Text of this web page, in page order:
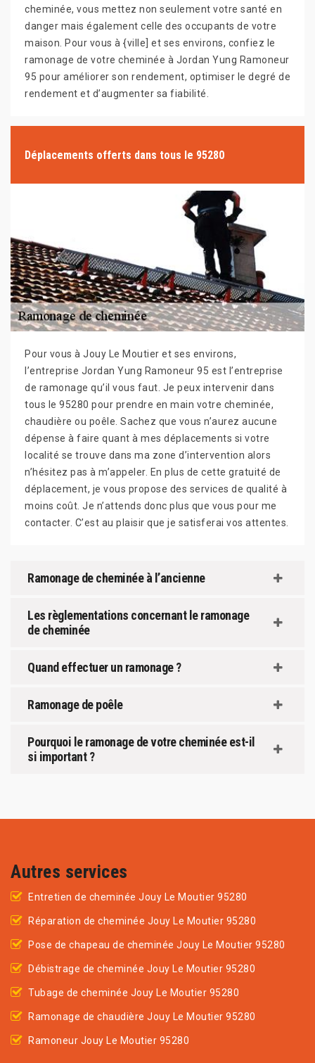
cheminée, vous mettez non seulement votre santé en
danger mais également celle des occupants de votre
maison. Pour vous à {ville] et ses environs, confiez le
ramonage de votre cheminée à Jordan Yung Ramoneur
95 pour améliorer son rendement, optimiser le degré de
rendement et d’augmenter sa fiabilité.
Déplacements offerts dans tous le 95280
Pour vous à Jouy Le Moutier et ses environs,
l’entreprise Jordan Yung Ramoneur 95 est l’entreprise
de ramonage qu’il vous faut. Je peux intervenir dans
tous le 95280 pour prendre en main votre cheminée,
chaudière ou poêle. Sachez que vous n’aurez aucune
dépense à faire quant à mes déplacements si votre
localité se trouve dans ma zone d’intervention alors
n’hésitez pas à m’appeler. En plus de cette gratuité de
déplacement, je vous propose des services de qualité à
moins coût. Je n’attends donc plus que vous pour me
contacter. C’est au plaisir que je satisferai vos attentes.
Ramonage de cheminée à l’ancienne
Les règlementations concernant le ramonage
de cheminée
Quand effectuer un ramonage ?
Ramonage de poêle
Pourquoi le ramonage de votre cheminée est-il
si important ?
Autres services
Entretien de cheminée Jouy Le Moutier 95280
Réparation de cheminée Jouy Le Moutier 95280
Pose de chapeau de cheminée Jouy Le Moutier 95280
Débistrage de cheminée Jouy Le Moutier 95280
Tubage de cheminée Jouy Le Moutier 95280
Ramonage de chaudière Jouy Le Moutier 95280
Ramoneur Jouy Le Moutier 95280